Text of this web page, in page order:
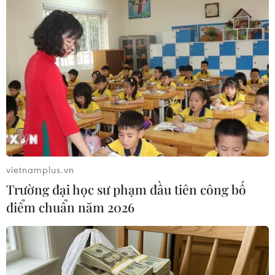
Tổng thống Philippines lại khẳng định duy
trì đồng minh quân sự với Mỹ
24/10/2016 23:45
Ngày 24/10, Tổng thống Philippines Rodrigo Duterte
khẳng định rằng ông chưa có kế hoạch thiết lập quan
hệ đồng minh quân sự với một quốc gia nào khác ngoại
trừ Mỹ.
vietnamplus.vn
Trường đại học sư phạm đầu tiên công bố
điểm chuẩn năm 2026